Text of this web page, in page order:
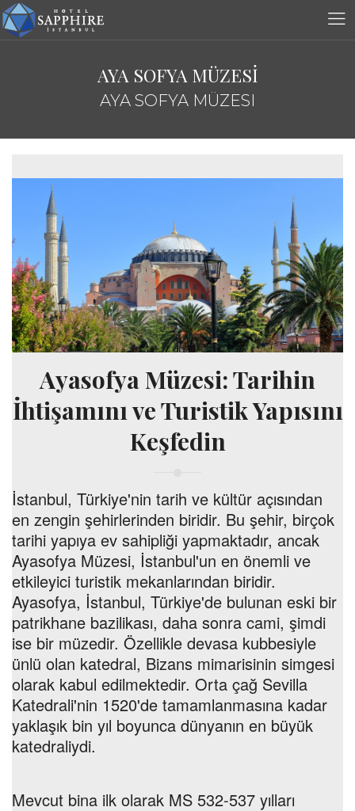
AYA SOFYA MÜZESİ
AYA SOFYA MÜZESI
Ayasofya Müzesi: Tarihin
İhtişamını ve Turistik Yapısını
Keşfedin
İstanbul, Türkiye'nin tarih ve kültür açısından
en zengin şehirlerinden biridir. Bu şehir, birçok
tarihi yapıya ev sahipliği yapmaktadır, ancak
Ayasofya Müzesi, İstanbul'un en önemli ve
etkileyici turistik mekanlarından biridir.
Ayasofya, İstanbul, Türkiye'de bulunan eski bir
patrikhane bazilikası, daha sonra cami, şimdi
ise bir müzedir. Özellikle devasa kubbesiyle
ünlü olan katedral, Bizans mimarisinin simgesi
olarak kabul edilmektedir. Orta çağ Sevilla
Katedrali'nin 1520'de tamamlanmasına kadar
yaklaşık bin yıl boyunca dünyanın en büyük
katedraliydi.
Mevcut bina ilk olarak MS 532-537 yılları